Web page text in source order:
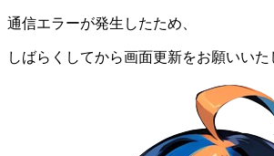
通信エラーが発生したため、
しばらくしてから画面更新をお願いいた